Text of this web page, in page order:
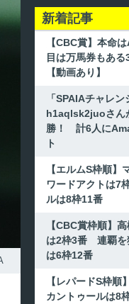
新着記事
【CBC賞】本命
目は万馬券もあ
【動画あり】
「SPAIAチャレ
h1aqlsk2juoさん
勝！ 計6人に
ト
【エルムS枠順】
ワードアクトは7
ルは8枠11番
【CBC賞枠順】
は2枠3番 連覇を
は6枠12番
【レパードS枠順
カントゥールは8